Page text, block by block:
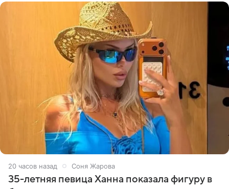
20 часов назад Соня Жарова
35-летняя певица Ханна показала фигуру в